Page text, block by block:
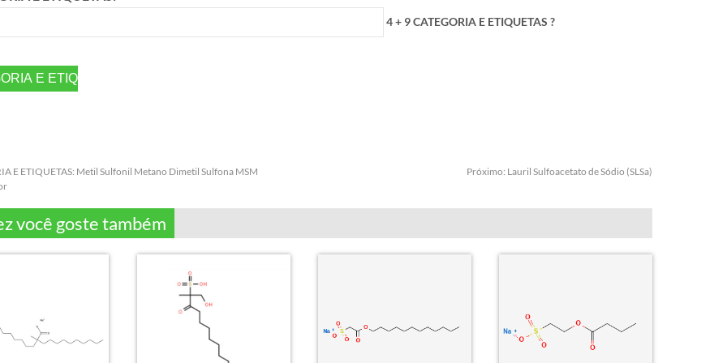
4 + 9 CATEGORIA E ETIQUETAS ?
E ETIQUETAS: Metil Sulfonil Metano Dimetil Sulfona MSM
Próximo: Lauril Sulfoacetato de Sódio (SLSa)
você goste também